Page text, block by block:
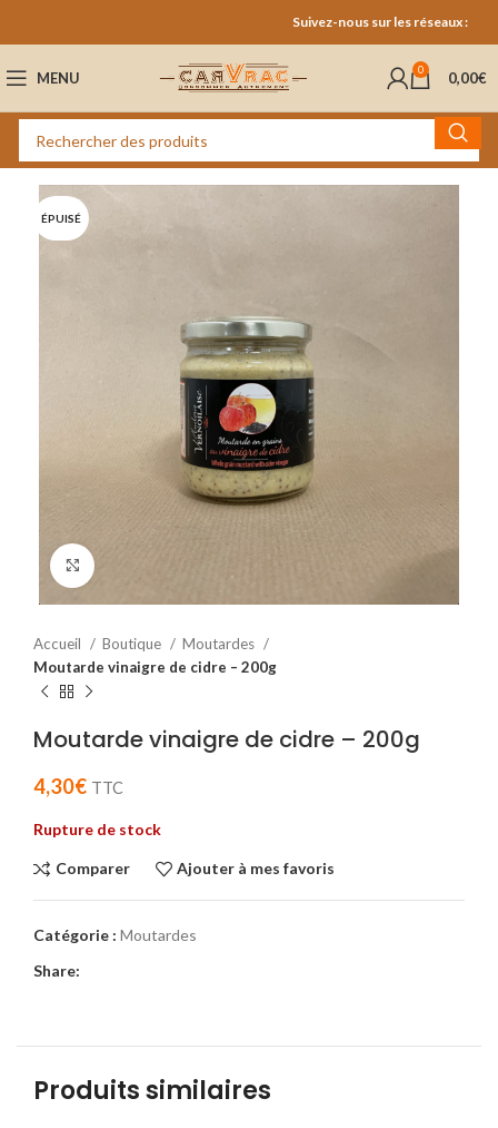
Suivez-nous sur les réseaux :
MENU 0 0,00€
ÉPUISÉ
Accueil Boutique
Moutardes
Moutarde vinaigre de cidre – 200g
Moutarde vinaigre de cidre – 200g
4,30€ TTC
Rupture de stock
Comparer Ajouter à mes favoris
Catégorie : Moutardes
Share:
Produits similaires